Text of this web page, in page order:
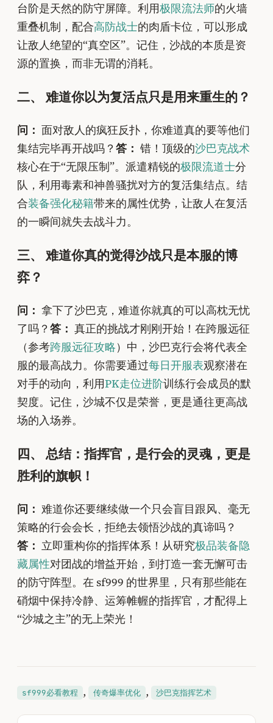
台阶是天然的防守屏障。利用极限流法师的火墙
重叠机制，配合高防战士的肉盾卡位，可以形成
让敌人绝望的“真空区”。记住，沙战的本质是资
源的置换，而非无谓的消耗。
二、 难道你以为复活点只是用来重生的？
问： 面对敌人的疯狂反扑，你难道真的要等他们
集结完毕再开战吗？ 答： 错！顶级的沙巴克战术
核心在于“无限压制”。派遣精锐的极限流道士分
队，利用毒素和神兽骚扰对方的复活集结点。结
合装备强化秘籍带来的属性优势，让敌人在复活
的一瞬间就失去战斗力。
三、 难道你真的觉得沙战只是本服的博
弈？
问： 拿下了沙巴克，难道你就真的可以高枕无忧
了吗？ 答： 真正的挑战才刚刚开始！在跨服远征
（参考跨服远征攻略）中，沙巴克行会将代表全
服的最高战力。你需要通过每日开服表观察潜在
对手的动向，利用PK走位进阶训练行会成员的默
契度。记住，沙城不仅是荣誉，更是通往更高战
场的入场券。
四、 总结：指挥官，是行会的灵魂，更是
胜利的旗帜！
问： 难道你还要继续做一个只会盲目跟风、毫无
策略的行会会长，拒绝去领悟沙战的真谛吗？
答： 立即重构你的指挥体系！从研究极品装备隐
藏属性对团战的增益开始，到打造一套无懈可击
的防守阵型。在 sf999 的世界里，只有那些能在
硝烟中保持冷静、运筹帷幄的指挥官，才配得上
“沙城之主”的无上荣光！
sf999必看教程 , 传奇爆率优化 , 沙巴克指挥艺术